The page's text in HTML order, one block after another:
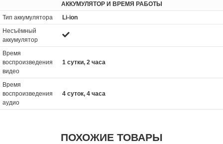
АККУМУЛЯТОР И ВРЕМЯ РАБОТЫ
Тип аккумулятора
Li-ion
Несъёмный
аккумулятор
Время
воспроизведения
видео
1 сутки, 2 часа
Время
воспроизведения
аудио
4 суток, 4 часа
ПОХОЖИЕ ТОВАРЫ